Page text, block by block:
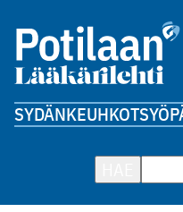
SYDÄNKEUHKOT